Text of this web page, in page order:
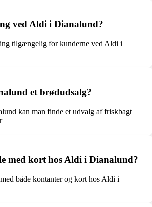
ved Aldi i Dianalund?
tilgængelig for kunderne ved Aldi i
et brødudsalg?
kan man finde et udvalg af friskbagt
med kort hos Aldi i Dianalund?
både kontanter og kort hos Aldi i